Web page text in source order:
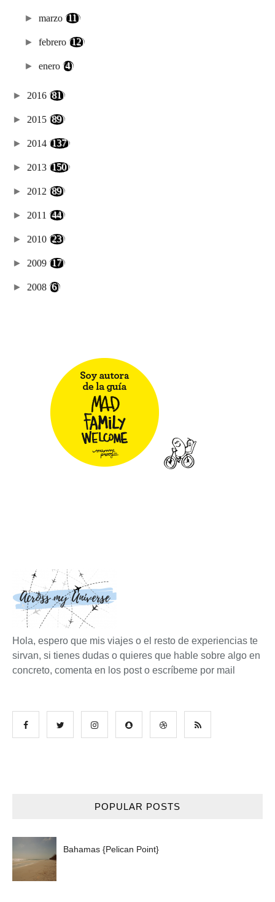
►marzo(11)
►febrero (12)
►enero(4)
► 2016 (81)
► 2015 (89)
► 2014 (137)
► 2013 (150)
► 2012 (89)
► 2011 (44)
► 2010 (23)
► 2009 (17)
► 2008 (6)
Hola, espero que mis viajes o el resto de experiencias te
sirvan, si tienes dudas o quieres que hable sobre algo en
concreto, comenta en los post o escríbeme por mail
POPULAR POSTS
Bahamas {Pelican Point}